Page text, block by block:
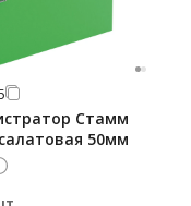
Стамм
50мм